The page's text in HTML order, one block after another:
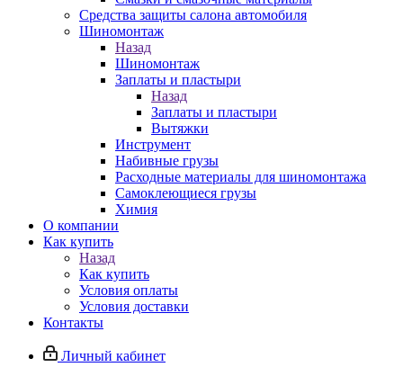
Средства защиты салона автомобиля
Шиномонтаж
Назад
Шиномонтаж
Заплаты и пластыри
Назад
Заплаты и пластыри
Вытяжки
Инструмент
Набивные грузы
Расходные материалы для шиномонтажа
Самоклеющиеся грузы
Химия
О компании
Как купить
Назад
Как купить
Условия оплаты
Условия доставки
Контакты
Личный кабинет